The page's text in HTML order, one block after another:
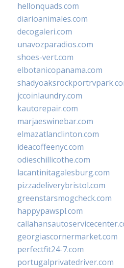
hellonquads.com
diarioanimales.com
decogaleri.com
unavozparadios.com
shoes-vert.com
elbotanicopanama.com
jccoinlaundry.com
kautorepair.com
marjaeswinebar.com
elmazatlanclinton.com
ideacoffeenyc.com
odieschillicothe.com
lacantinitagalesburg.com
pizzadeliverybristol.com
greenstarsmogcheck.com
happypawspl.com
georgiascornermarket.com
perfectfit24-7.com
portugalprivatedriver.com